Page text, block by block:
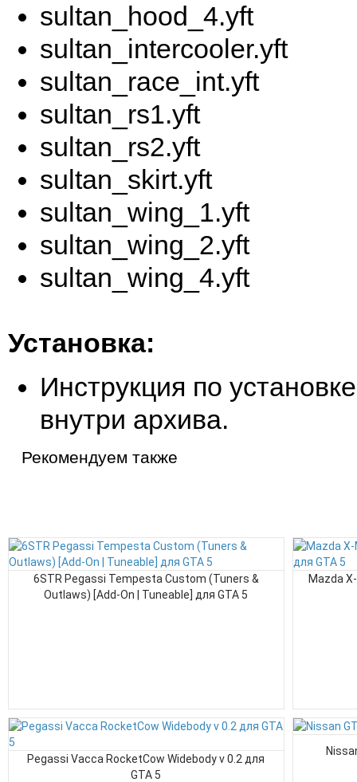
sultan_hood_4.yft
sultan_intercooler.yft
sultan_race_int.yft
sultan_rs1.yft
sultan_rs2.yft
sultan_skirt.yft
sultan_wing_1.yft
sultan_wing_2.yft
sultan_wing_4.yft
Установка:
Инструкция по
внутри архива.
Рекомендуем также
6STR Pegassi Tempesta Custom (Tuners &
Outlaws) [Add-On | Tuneable] для GTA 5
Mazda
Pegassi Vacca RocketCow Widebody v 0.2 для
GTA 5